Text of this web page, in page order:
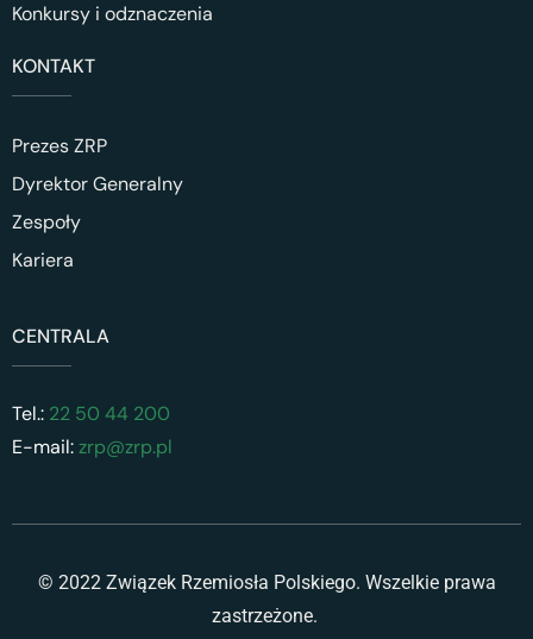
Konkursy i odznaczenia
KONTAKT
Prezes ZRP
Dyrektor Generalny
Zespoły
Kariera
CENTRALA
Tel.: 22 50 44 200
E-mail:zrp@zrp.pl
© 2022 Związek Rzemiosła Polskiego. Wszelkie prawa
zastrzeżone.